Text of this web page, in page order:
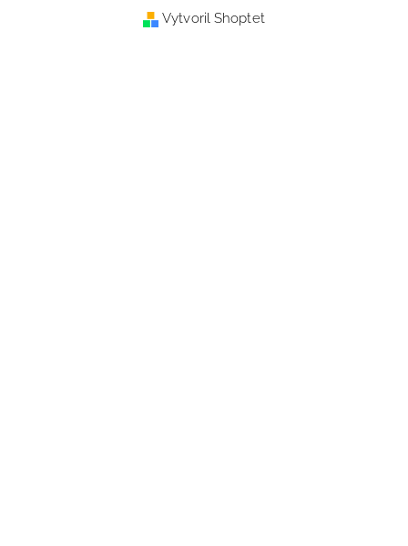
Vytvoril Shoptet